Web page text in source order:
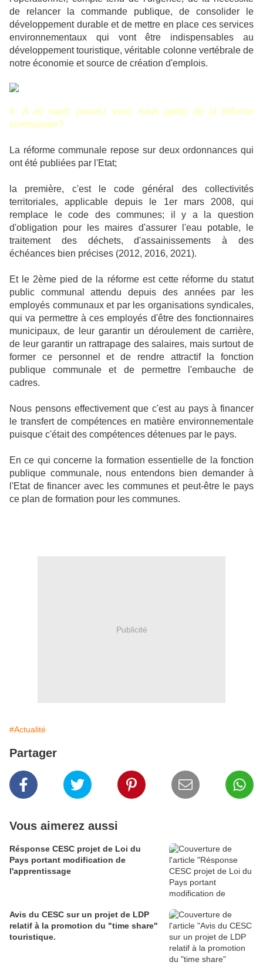
de relancer la commande publique, de consolider le
développement durable et de mettre en place ces services
environnementaux qui vont être indispensables au
développement touristique, véritable colonne vertébrale de
notre économie et source de création d'emplois.
6- A ce sujet, pouvez vous nous parler de la réforme
communale?
La réforme communale repose sur deux ordonnances qui
ont été publiées par l'Etat;
la première, c'est le code général des collectivités
territoriales, applicable depuis le 1er mars 2008, qui
remplace le code des communes; il y a la question
d'obligation pour les maires d'assurer l'eau potable, le
traitement des déchets, d'assainissements à des
échéances bien précises (2012, 2016, 2021).
Et le 2ème pied de la réforme est cette réforme du statut
public communal attendu depuis des années par les
employés communaux et par les organisations syndicales,
qui va permettre à ces employés d'être des fonctionnaires
municipaux, de leur garantir un déroulement de carrière,
de leur garantir un rattrapage des salaires, mais surtout de
former ce personnel et de rendre attractif la fonction
publique communale et de permettre l'embauche de
cadres.
Nous pensons effectivement que c'est au pays à financer
le transfert de compétences en matière environnementale
puisque c'était des compétences détenues par le pays.
En ce qui concerne la formation essentielle de la fonction
publique communale, nous entendons bien demander à
l'Etat de financer avec les communes et peut-être le pays
ce plan de formation pour les communes.
Publicité
#Actualité
Partager
Vous aimerez aussi
Résponse CESC projet de Loi du
Pays portant modification de
l'apprentissage
Avis du CESC sur un projet de LDP
relatif à la promotion du "time share"
touristique.